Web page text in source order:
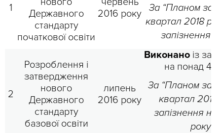
1
Державного
стандарту
початкової освіти
2016 року
За “Планом
квартал 2018
запізнення
2
Розроблення і
затвердження
нового
Державного
стандарту
базової освіти
липень
2016 року
Виконано із
на понад 4
За “Планом
квартал 2019
запізнення на
року